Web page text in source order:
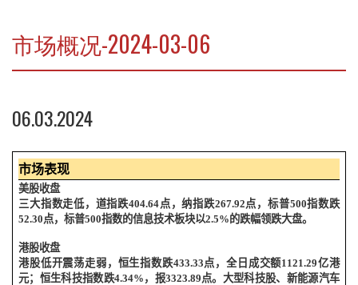
市场概况-2024-03-06
06.03.2024
市场表现
美股收盘
三大指数走低， 道指跌404.64点，纳指跌267.92 点，标普500指数跌
52.30 点，标普500指数的信息技术板块以2.5%的跌幅领跌大盘。
港股收盘
港股低开震荡走弱，恒生指数跌433.33 点，全日成交额1121.29亿港
元；恒生科技指数跌4.34% ，报3323.89 点。大型科技股、新能源汽车